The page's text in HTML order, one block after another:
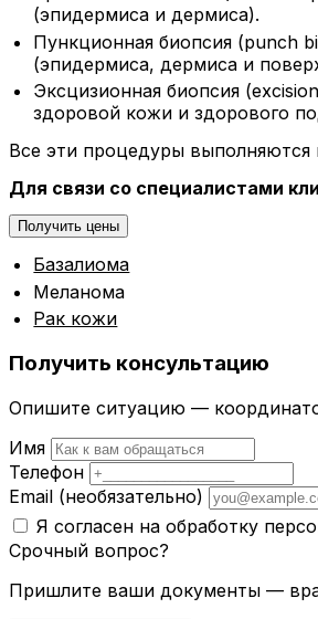
(эпидермиса и дермиса).
Пункционная биопсия (punch
(эпидермиса, дермиса и
Эксцизионная биопсия
здоровой кожи и здорового
Все эти процедуры выполняются
Для связи со специалистами
Получить цены
Базалиома
Меланома
Рак кожи
Получить консультацию
Опишите ситуацию —
Имя
Телефон
Email (необязательно)
Я согласен на обработку
Срочный вопрос?
Пришлите ваши документы —